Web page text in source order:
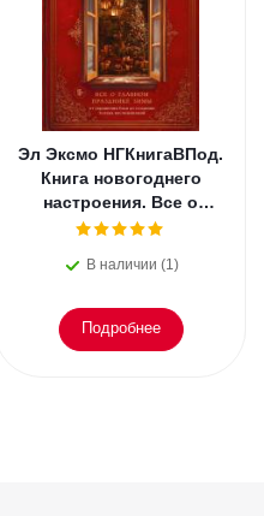
Эл Эксмо НГКнигаВПод.
Книга новогоднего
настроения. Все о
главном празднике
елки
В наличии (1)
Подробнее